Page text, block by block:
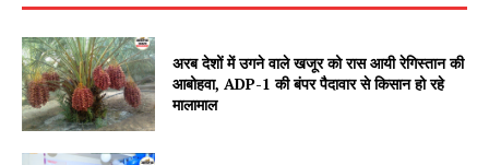
अरब देशों में उगने वाले खजूर को रास आयी रेगिस्तान की
आबोहवा, ADP-1 की बंपर पैदावार से किसान हो रहे
मालामाल